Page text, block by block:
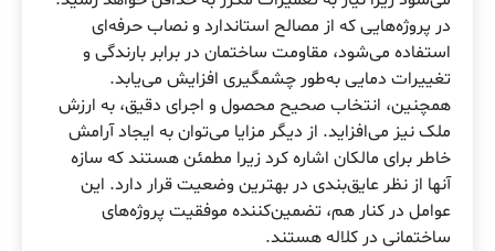
در پروژه‌هایی که از مصالح استاندارد و نصاب حرفه‌ای
استفاده می‌شود، مقاومت ساختمان در برابر بارندگی و
تغییرات دمایی به‌طور چشمگیری افزایش می‌یابد.
همچنین، انتخاب صحیح محصول و اجرای دقیق، به ارزش
ملک نیز می‌افزاید. از دیگر مزایا می‌توان به ایجاد آرامش
خاطر برای مالکان اشاره کرد زیرا مطمئن هستند که سازه
آنها از نظر عایق‌بندی در بهترین وضعیت قرار دارد. این
عوامل در کنار هم، تضمین‌کننده موفقیت پروژه‌های
ساختمانی در کلاله هستند.